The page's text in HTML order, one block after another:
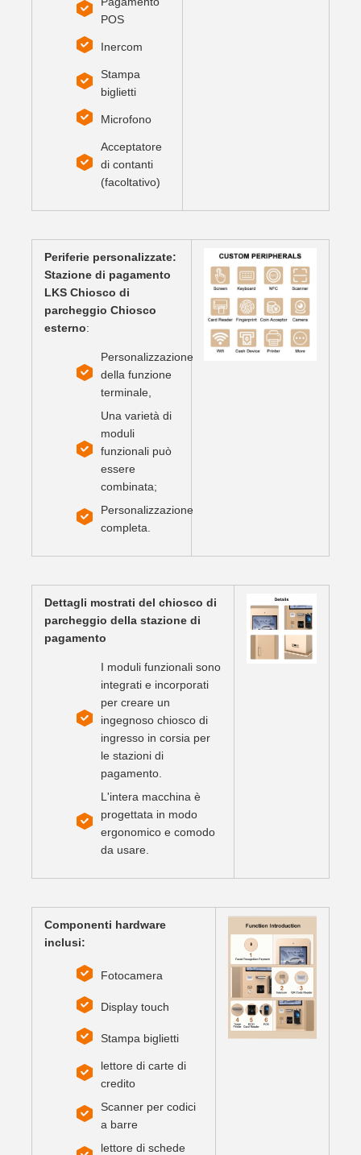
POS
Inercom
Stampa
biglietti
Microfono
Acceptatore
di contanti
(facoltativo)
Periferie personalizzate:
Stazione di pagamento
LKS Chiosco di
parcheggio Chiosco
esterno:
Personalizzazione
della funzione
terminale,
Una varietà di
moduli
funzionali può
essere
combinata;
Personalizzazione
completa.
Dettagli mostrati del chiosco di
parcheggio della stazione di
pagamento
I moduli funzionali sono
integrati e incorporati
per creare un
ingegnoso chiosco di
ingresso in corsia per
le stazioni di
pagamento.
L'intera macchina è
progettata in modo
ergonomico e comodo
da usare.
Componenti hardware
inclusi:
Fotocamera
Display touch
Stampa biglietti
lettore di carte di
credito
Scanner per codici
a barre
lettore di schede